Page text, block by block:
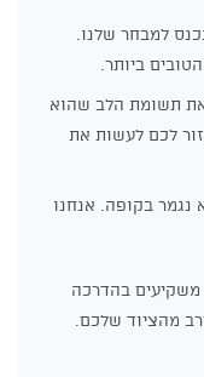
למבחר שלנו.
ביותר.
תשומת הלב שהוא
לכם לעשות את
בקופה. אנחנו
משקיעים בהדרכה
מהציוד שלכם.